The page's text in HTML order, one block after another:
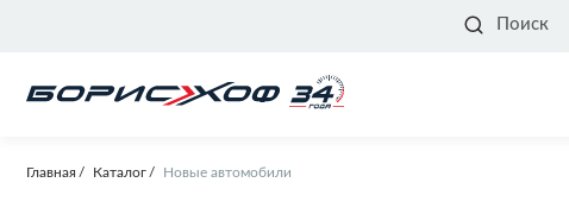
Поиск
Главная Каталог Новые автомобили